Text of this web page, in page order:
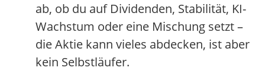
ab, ob du auf Dividenden, Stabilität, KI-
Wachstum oder eine Mischung setzt –
die Aktie kann vieles abdecken, ist aber
kein Selbstläufer.